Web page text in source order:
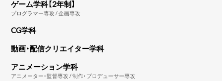
ゲーム学科【2年制】
プログラマー専攻 / 企画専攻
CG学科
動画・配信クリエイター学科
アニメーション学科
アニメーター・監督専攻 / 制作・プロデューサー専攻